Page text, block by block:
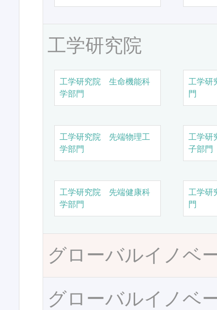
工学研究院
工学研究院 生命機能科
学部門
工学研
門
工学研究院 先端物理工
学部門
工学研
子部門
工学研究院 先端健康科
学部門
工学研
門
グローバルイノベ
グローバルイノベ